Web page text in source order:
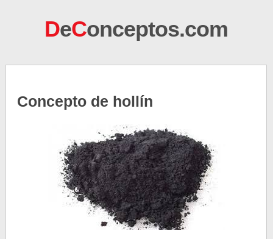
DeConceptos.com
Concepto de hollín